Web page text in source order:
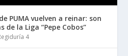
PUMA vuelven a reinar: son
de la Liga “Pepe Cobos”
4